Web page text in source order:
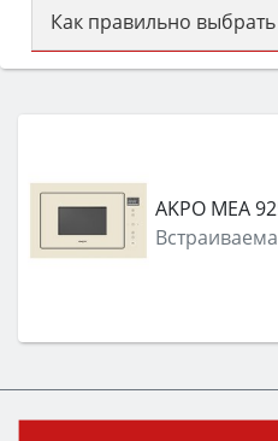
Как правильно
Сначала определитесь
затем смотрите на
функции (конвекция,
защита от детей).
AKPO MEA